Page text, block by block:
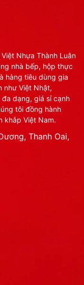
Nhựa Thành Luân
nhà bếp, hộp thực
hàng tiêu dùng gia
như Việt Nhật,
đa dạng, giá sỉ cạnh
tôi đồng hành
khắp Việt Nam.
Thanh Oai,